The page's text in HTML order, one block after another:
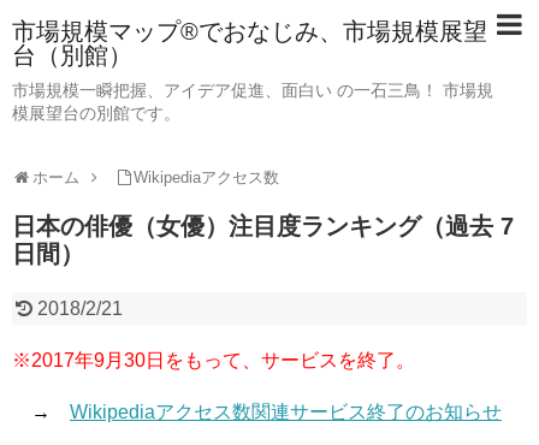
市場規模マップ®でおなじみ、市場規模展望
台（別館）
市場規模一瞬把握、アイデア促進、面白い の一石三鳥！ 市場規
模展望台の別館です。
ホーム Wikipediaアクセス数
日本の俳優（女優）注目度ランキング（過去 7
日間）
2018/2/21
※2017年9月30日をもって、サービスを終了。
→ Wikipediaアクセス数関連サービス終了のお知らせ